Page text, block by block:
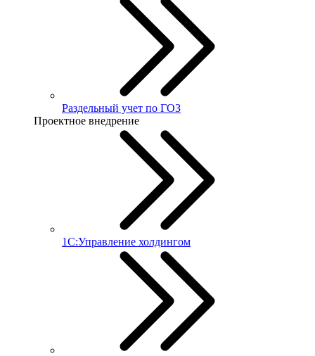
Раздельный учет по ГОЗ
Проектное внедрение
1С:Управление холдингом